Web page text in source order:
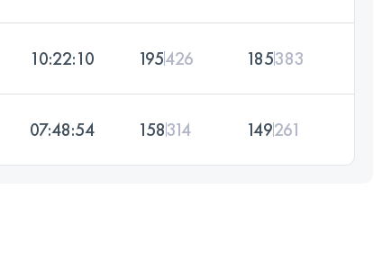
10:22:10 195426 185383
07:48:54 158314 149261